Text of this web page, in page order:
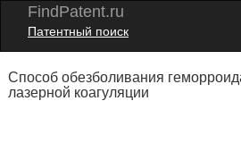
FindPatent.ru
Патентный поиск
Способ обезболивания
лазерной коагуляции